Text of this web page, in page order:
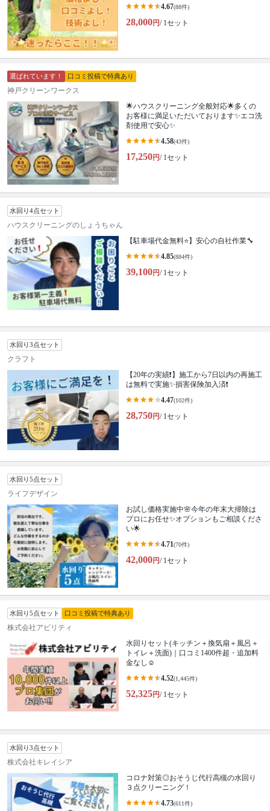
4.67(88件)
28,000円/ 1セット
選ばれています！ 口コミ投稿で特典あり
神戸クリーンワークス
🌟ハウスクリーニング全般対応🌟多くの
お客様に満足いただいております✨エコ洗
剤使用で安心✨
4.58(43件)
17,250円/ 1セット
水回り4点セット
ハウスクリーニングのしょうちゃん
【駐車場代金無料⭐️】安心の自社作業🔧
4.85(884件)
39,100円/ 1セット
水回り3点セット
クラフト
【20年の実績❗️】施工から7日以内の再施工
は無料で実施✨損害保険加入済❗️
4.47(102件)
28,750円/ 1セット
水回り5点セット
ライフデザイン
お試し価格実施中🌸今年の年末大掃除は
プロにお任せ✨オプションもご相談くださ
い🌟
4.71(70件)
42,000円/ 1セット
水回り5点セット 口コミ投稿で特典あり
株式会社アビリティ
水回りセット(キッチン＋換気扇＋風呂＋
トイレ＋洗面)｜口コミ1400件超・追加料
金なし☺️
4.52(1,445件)
52,325円/ 1セット
水回り3点セット
株式会社キレイシア
コロナ対策◎おそうじ代行高槻の水回り
３点クリーニング！
4.73(611件)